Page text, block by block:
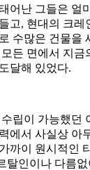
어난 그들은 얼
고, 현대의 크레
수많은 건물을
든 면에서 지금
달해 있었다.
립이 가능했던
에서 사실상 아
까이 원시적인
탈인이나 다름